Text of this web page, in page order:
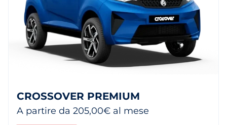
CROSSOVER PREMIUM
A partire da 205,00€ al mese